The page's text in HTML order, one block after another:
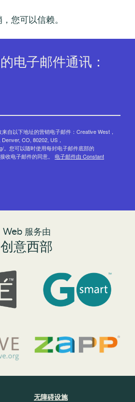
您可以信赖。
电子邮件通讯：
自以下地址的营销电子邮件：Creative West，
CO, 80202, US，
。您可以随时使用每封电子邮件底部的
收电子邮件的同意。 电子邮件由 Constant
Web 服务由
创意西部
无障碍设施